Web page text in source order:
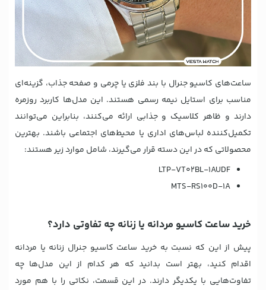
ساعت‌های کاسیو جنرال با بند فلزی یا چرمی و صفحه جذاب، گزینه‌ای
مناسب برای استایل نیمه رسمی هستند. این مدل‌ها کاربرد روزمره
دارند و ظاهر کلاسیک و جذابی ارائه می‌کنند، بنابراین می‌توانند
تکمیل‌کننده لباس‌های اداری یا محیط‌های اجتماعی باشند. بهترین
محصولاتی که در این دسته قرار می‌گیرند، شامل موارد زیر هستند:
LTP-VT02BL-1AUDF
MTS-RS100D-1A
خرید ساعت کاسیو مردانه یا زنانه چه تفاوتی دارد؟
پیش از این که نسبت به خرید ساعت کاسیو جنرال زنانه یا مردانه
اقدام کنید، بهتر است بدانید که هر کدام از این مدل‌ها چه
تفاوت‌هایی با یکدیگر دارند. در این قسمت، نکاتی را با هم مورد